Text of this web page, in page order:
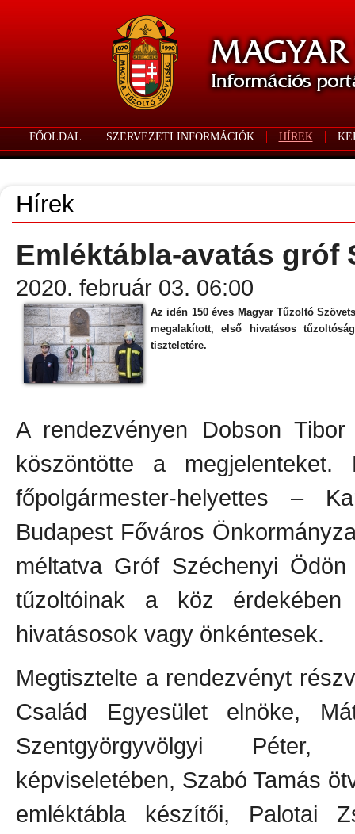
FŐOLDAL SZERVEZETI INFORMÁCIÓK HÍREK
Hírek
Emléktábla-avatás gróf
2020. február 03. 06:00
Az idén 150 éves Magyar Tűzoltó
megalakított, első hivatásos
tiszteletére.
A rendezvényen Dobson
köszöntötte a
főpolgármester-helyettes –
Budapest Főváros
méltatva Gróf Széchenyi
tűzoltóinak a köz
hivatásosok vagy önkéntesek.
Megtisztelte a rendezvényt
Család Egyesület elnöke,
Szentgyörgyvölgyi Péter,
képviseletében, Szabó Tamás
emléktábla készítői, Palotai